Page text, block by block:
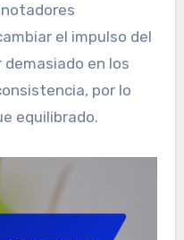
el impulso del
demasiado en los
por lo
equilibrado.